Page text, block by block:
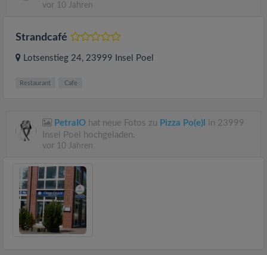
vor 10 Jahren
Strandcafé
Lotsenstieg 24, 23999 Insel Poel
Restaurant Cafe
PetraIO hat neue Fotos zu Pizza Po(e)l in 23999
Insel Poel hochgeladen.
vor 10 Jahren